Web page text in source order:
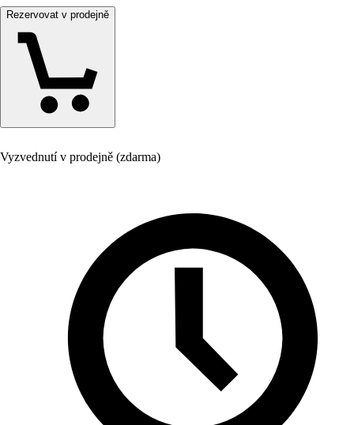
Rezervovat v prodejně
Vyzvednutí v prodejně (zdarma)